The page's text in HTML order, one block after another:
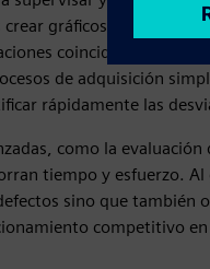
gráficos de control
coincidentes y
de adquisición
rápidamente las
como la
tiempo y esfuerzo.
sino que
competitivo